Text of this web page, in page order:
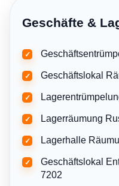
Geschäfte &
✓
✓ Geschäftslokal
✓
✓ Lagerräumung
✓ Lagerhalle
✓
Geschäftslokal
7202